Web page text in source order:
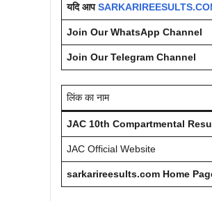
यदि आप
Join Our WhatsApp Channel
Join Our Telegram Channel
लिंक का नाम
JAC 10th Compartmental
JAC Official Website
sarkarireesults.com Home